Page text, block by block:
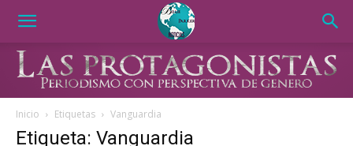
Inicio Etiquetas Vanguardia
Etiqueta: Vanguardia